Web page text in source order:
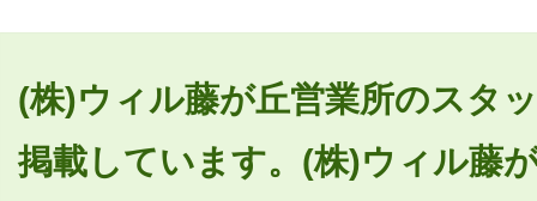
(株)ウィル藤が丘営業所のスタ
掲載しています。(株)ウィル藤